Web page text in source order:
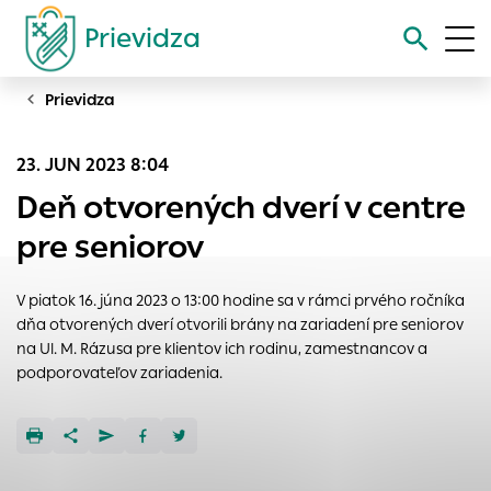
Prievidza
Vyhľadávanie
Prievidza
23. JUN 2023 8:04
Deň otvorených dverí v centre
pre seniorov
V piatok 16. júna 2023 o 13:00 hodine sa v rámci prvého ročníka
dňa otvorených dverí otvorili brány na zariadení pre seniorov
na Ul. M. Rázusa pre klientov ich rodinu, zamestnancov a
podporovateľov zariadenia.
Nastavenie cookies
Cookies sú malé súbory, do ktorých webové stránky môžu
ukladať informácie o vašej aktivite a preferenciách.
zapamätoval Vaše prihlásenie alebo aby sa uložila Vaša
voľba v tomto okne.
Vyberte úroveň cookies, ktorú chcete povoliť
Technické súbory cookie sú pre prevádzku nevyhnutné a